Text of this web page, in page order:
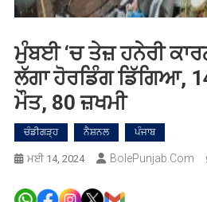
ਮੁੰਬਈ ‘ਚ ਤੇਜ਼ ਹਨੇਰੀ
ਲੱਗਾ ਹੋਰਡਿੰਗ ਡਿੱਗਿਆ,
ਮੌਤ, 80 ਜ਼ਖਮੀ
ਚੰਡੀਗੜ੍ਹ ਨੈਸ਼ਨਲ ਪੰਜਾਬ
ਮਈ 14, 2024 BolePunjab.com